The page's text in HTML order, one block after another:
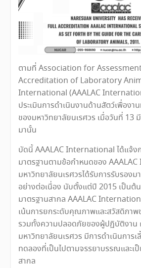
ตามที่ Association for
Accreditation of Laboratory
International (AAALAC
ประเมินการดำเนินงานด้านสัตว์เพื่องา
ของมหาวิทยาลัยนเรศวร เมื่อวันที่ 13
มานั้น
บัดนี้ AAALAC International ได้แจ้ง
มาตรฐานตามข้อกำหนดของ
มหาวิทยาลัยนเรศวรได้รับการรับรองม
อย่างต่อเนื่อง นับตั้งแต่ปี 2015 เป็นต้
มาตรฐานสากล AAALAC
เน้นการยกระดับคุณภาพและสวัสดิภา
รวมทั้งความปลอดภัยของผู้ปฏิบัติงาน
มหาวิทยาลัยนเรศวร มีการดำเนินการเ
ทดลองที่เป็นไปตามจรรยาบรรณและเ
สากล